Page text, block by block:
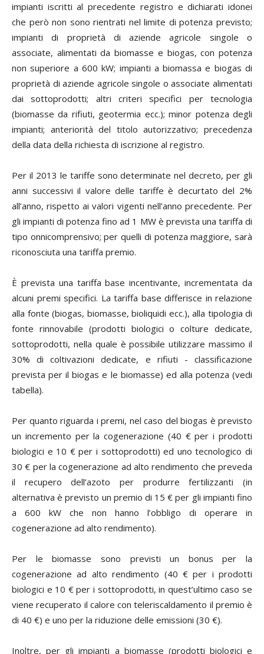
impianti iscritti al precedente registro e dichiarati idonei
che però non sono rientrati nel limite di potenza previsto;
impianti di proprietà di aziende agricole singole o
associate, alimentati da biomasse e biogas, con potenza
non superiore a 600 kW; impianti a biomassa e biogas di
proprietà di aziende agricole singole o associate alimentati
dai sottoprodotti; altri criteri specifici per tecnologia
(biomasse da rifiuti, geotermia ecc.); minor potenza degli
impianti; anteriorità del titolo autorizzativo; precedenza
della data della richiesta di iscrizione al registro.
Per il 2013 le tariffe sono determinate nel decreto, per gli
anni successivi il valore delle tariffe è decurtato del 2%
all’anno, rispetto ai valori vigenti nell’anno precedente. Per
gli impianti di potenza fino ad 1 MW è prevista una tariffa di
tipo onnicomprensivo; per quelli di potenza maggiore, sarà
riconosciuta una tariffa premio.
È prevista una tariffa base incentivante, incrementata da
alcuni premi specifici. La tariffa base differisce in relazione
alla fonte (biogas, biomasse, bioliquidi ecc.), alla tipologia di
fonte rinnovabile (prodotti biologici o colture dedicate,
sottoprodotti, nella quale è possibile utilizzare massimo il
30% di coltivazioni dedicate, e rifiuti - classificazione
prevista per il biogas e le biomasse) ed alla potenza (vedi
tabella).
Per quanto riguarda i premi, nel caso del biogas è previsto
un incremento per la cogenerazione (40 € per i prodotti
biologici e 10 € per i sottoprodotti) ed uno tecnologico di
30 € per la cogenerazione ad alto rendimento che preveda
il recupero dell’azoto per produrre fertilizzanti (in
alternativa è previsto un premio di 15 € per gli impianti fino
a 600 kW che non hanno l’obbligo di operare in
cogenerazione ad alto rendimento).
Per le biomasse sono previsti un bonus per la
cogenerazione ad alto rendimento (40 € per i prodotti
biologici e 10 € per i sottoprodotti, in quest’ultimo caso se
viene recuperato il calore con teleriscaldamento il premio è
di 40 €) e uno per la riduzione delle emissioni (30 €).
Inoltre, per gli impianti a biomasse (prodotti biologici e